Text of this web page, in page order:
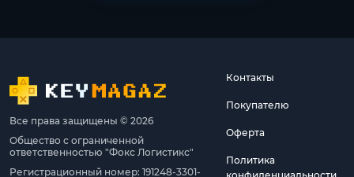
Все права защищены © 2026
Общество с ограниченной
ответственностью "Фокс Логистикс"
Регистрационный номер: 191248-3301-
Контакты
Покупателю
Оферта
Политика